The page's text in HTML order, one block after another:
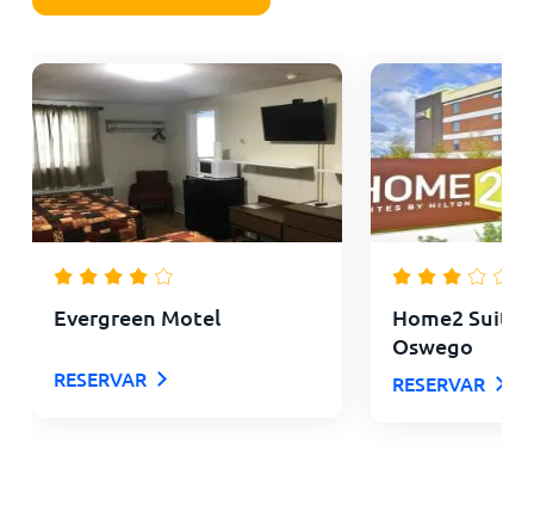
Evergreen Motel
RESERVAR
Home2
Oswego
RESERVAR